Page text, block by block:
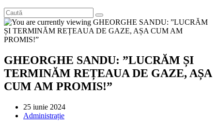
GHEORGHE SANDU: ”LUCRĂM ȘI
TERMINĂM REȚEAUA DE GAZE, AȘA
CUM AM PROMIS!”
Post
published:
25 iunie 2024
Post
Administrație